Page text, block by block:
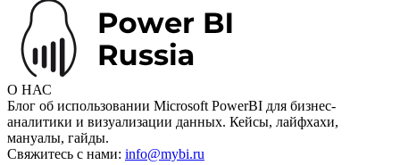
О НАС
Блог об использовании Microsoft PowerBI для бизнес-
аналитики и визуализации данных. Кейсы, лайфхахи,
мануалы, гайды.
Свяжитесь с нами: info@mybi.ru